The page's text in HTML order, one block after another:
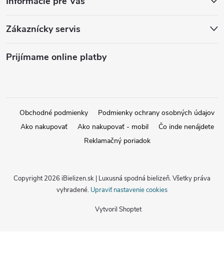
Zákaznícky servis
Prijímame online platby
Obchodné podmienky
Podmienky ochrany osobných údajov
Ako nakupovať
Ako nakupovať - mobil
Čo inde nenájdete
Reklamačný poriadok
Vytvoril Shoptet
Copyright 2026 iBielizen.sk | Luxusná spodná bielizeň. Všetky práva
vyhradené. Upraviť nastavenie cookies